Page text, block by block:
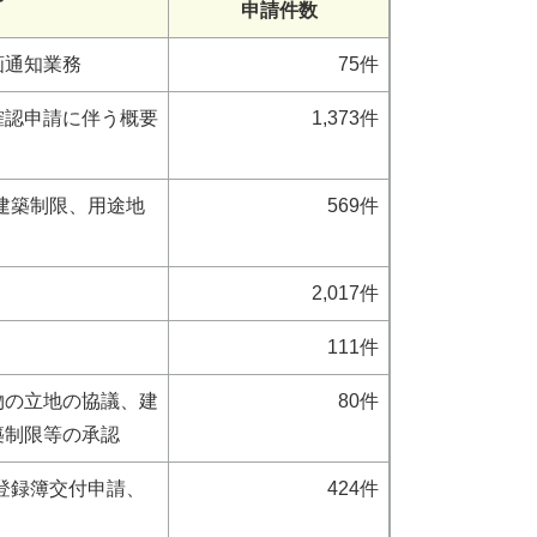
申請件数
知業務 75件
申請に伴う概要 1,373件
築制限、用途地 569件
2,017件
111件
立地の協議、建
限等の承認
80件
簿交付申請、 424件